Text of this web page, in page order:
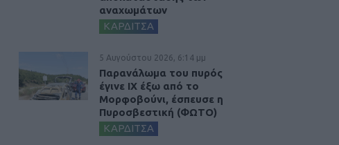
αναχωμάτων
ΚΑΡΔΙΤΣΑ
5 Αυγούστου 2026, 6:14 μμ
Παρανάλωμα του πυρός
έγινε ΙΧ έξω από το
Μορφοβούνι, έσπευσε η
Πυροσβεστική (ΦΩΤΟ)
ΚΑΡΔΙΤΣΑ